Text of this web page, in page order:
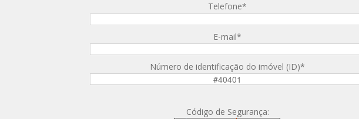
Telefone*
E-mail*
Número de identificação do imóvel (ID)*
Código de Segurança: